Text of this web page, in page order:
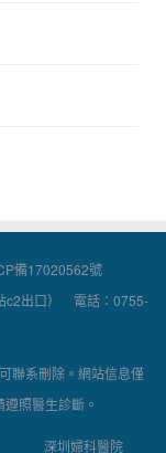
備17020562號
c2出口） 電話：0755-
聯系刪除。網站信息僅
照醫生診斷。
深圳婦科醫院